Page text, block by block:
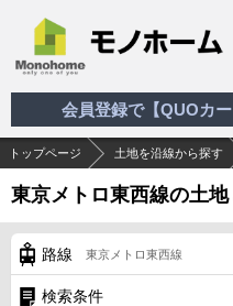
会員登録で【QUOカ
トップページ 土地を沿線から探す
東京メトロ東西線の土地
路線 東京メトロ東西線
検索条件